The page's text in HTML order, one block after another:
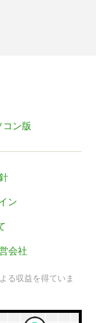
コン版
ン
会社
る収益を得ていま